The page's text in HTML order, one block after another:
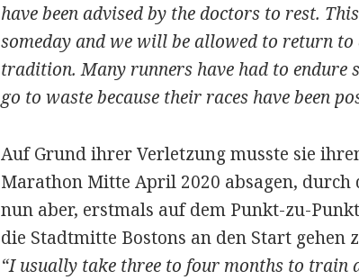
have been advised by the doctors to rest.
someday and we will be allowed to return to
tradition. Many runners have had to endure
go to waste because their races have been
Auf Grund ihrer Verletzung musste sie
Marathon Mitte April 2020 absagen, durch
nun aber, erstmals auf dem Punkt-zu-
die Stadtmitte Bostons an den Start gehen
“I usually take three to four months to train